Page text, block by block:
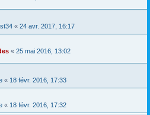
« 24 avr. 2017, 16:17
« 25 mai 2016, 13:02
« 18 févr. 2016, 17:33
« 18 févr. 2016, 17:32